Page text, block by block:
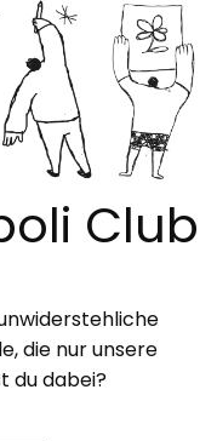
Club
die nur unsere
du dabei?